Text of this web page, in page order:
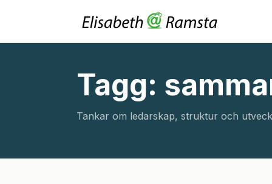
Tagg:
Tankar om ledarskap, struktur och